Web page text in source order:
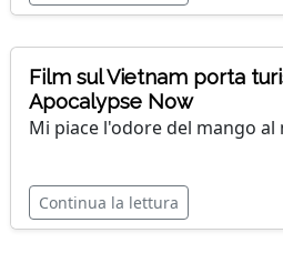
Film sul Vietnam porta
Apocalypse Now
Mi piace l'odore del mango al
Continua la lettura